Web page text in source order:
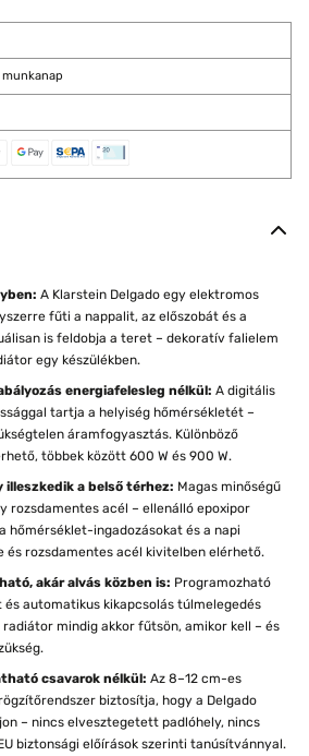
A Klarstein Delgado egy elektromos
fűti a nappalit, az előszobát és a
is feldobja a teret – dekoratív falielem
egy készülékben.
energiafelesleg nélkül: A digitális
tartja a helyiség hőmérsékletét –
áramfogyasztás. Különböző
többek között 600 W és 900 W.
illeszkedik a belső térhez: Magas minőségű
rozsdamentes acél – ellenálló epoxipor
hőmérséklet-ingadozásokat és a napi
és rozsdamentes acél kivitelben elérhető.
akár alvás közben is: Programozható
automatikus kikapcsolás túlmelegedés
mindig akkor fűtsön, amikor kell – és
csavarok nélkül: Az 8–12 cm-es
biztosítja, hogy a Delgado
– nincs elvesztegetett padlóhely, nincs
biztonsági előírások szerinti tanúsítvánnyal.